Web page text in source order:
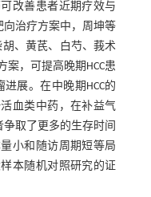
改善患者近期疗效与
向治疗方案中，周坤等
、黄芪、白芍、莪术
，可提高晚期HCC患
展。在中晚期HCC的
血类中药，在补益气
取了更多的生存时间
小和随访周期短等局
本随机对照研究的证